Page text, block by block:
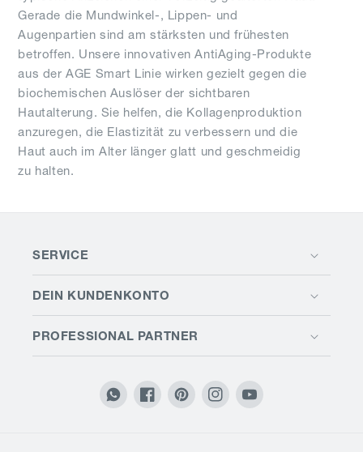
Gerade die Mundwinkel-, Lippen- und
Augenpartien sind am stärksten und frühesten
betroffen. Unsere innovativen AntiAging-Produkte
aus der AGE Smart Linie wirken gezielt gegen die
biochemischen Auslöser der sichtbaren
Hautalterung. Sie helfen, die Kollagenproduktion
anzuregen, die Elastizität zu verbessern und die
Haut auch im Alter länger glatt und geschmeidig
zu halten.
SERVICE
DEIN KUNDENKONTO
PROFESSIONAL PARTNER
TranslationFacebookPinterestInstagramYouTube